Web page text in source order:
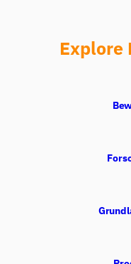
Explore